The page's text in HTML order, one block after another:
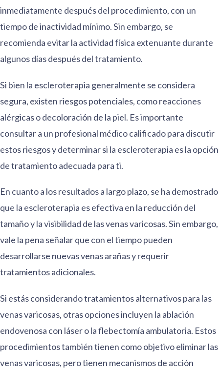
inmediatamente después del procedimiento, con un
tiempo de inactividad mínimo. Sin embargo, se
recomienda evitar la actividad física extenuante durante
algunos días después del tratamiento.
Si bien la escleroterapia generalmente se considera
segura, existen riesgos potenciales, como reacciones
alérgicas o decoloración de la piel. Es importante
consultar a un profesional médico calificado para discutir
estos riesgos y determinar si la escleroterapia es la opción
de tratamiento adecuada para ti.
En cuanto a los resultados a largo plazo, se ha demostrado
que la escleroterapia es efectiva en la reducción del
tamaño y la visibilidad de las venas varicosas. Sin embargo,
vale la pena señalar que con el tiempo pueden
desarrollarse nuevas venas arañas y requerir
tratamientos adicionales.
Si estás considerando tratamientos alternativos para las
venas varicosas, otras opciones incluyen la ablación
endovenosa con láser o la flebectomía ambulatoria. Estos
procedimientos también tienen como objetivo eliminar las
venas varicosas, pero tienen mecanismos de acción